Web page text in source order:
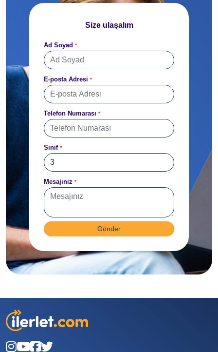
Size ulaşalım
Ad Soyad *
E-posta Adresi *
Telefon Numarası *
Sınıf *
Mesajınız *
Gönder